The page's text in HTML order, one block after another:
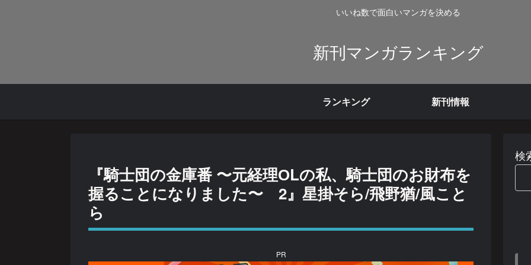
いいね数で面白いマンガを決める
新刊マンガランキング
ランキング 新刊情報
『騎士団の金庫番 〜元経理ОLの私、騎士団のお財布を
握ることになりました〜 2』星掛そら/飛野猶/風こと
ら
PR
検